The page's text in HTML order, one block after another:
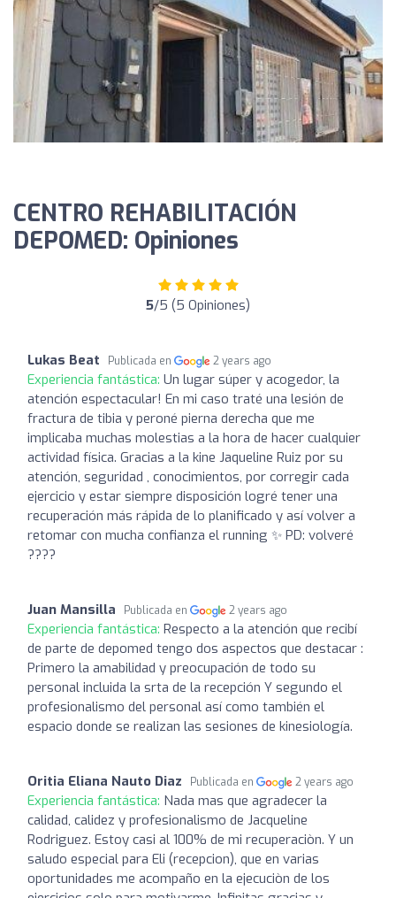
CENTRO REHABILITACIÓN
DEPOMED: Opiniones
5/5 (5 Opiniones)
Lukas Beat Publicada en 2 years ago
Experiencia fantástica: Un lugar súper y acogedor, la
atención espectacular! En mi caso traté una lesión de
fractura de tibia y peroné pierna derecha que me
implicaba muchas molestias a la hora de hacer cualquier
actividad física. Gracias a la kine Jaqueline Ruiz por su
atención, seguridad , conocimientos, por corregir cada
ejercicio y estar siempre disposición logré tener una
recuperación más rápida de lo planificado y así volver a
retomar con mucha confianza el running ✨ PD: volveré
????
Juan Mansilla Publicada en 2 years ago
Experiencia fantástica: Respecto a la atención que recibí
de parte de depomed tengo dos aspectos que destacar :
Primero la amabilidad y preocupación de todo su
personal incluida la srta de la recepción Y segundo el
profesionalismo del personal así como también el
espacio donde se realizan las sesiones de kinesiología.
Oritia Eliana Nauto Diaz Publicada en 2 years ago
Experiencia fantástica: Nada mas que agradecer la
calidad, calidez y profesionalismo de Jacqueline
Rodriguez. Estoy casi al 100% de mi recuperaciòn. Y un
saludo especial para Eli (recepcion), que en varias
oportunidades me acompaño en la ejecuciòn de los